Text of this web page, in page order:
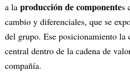
a la producción de componentes
cambio y diferenciales, que se
del grupo. Ese posicionamiento la
central dentro de la cadena de
compañía.